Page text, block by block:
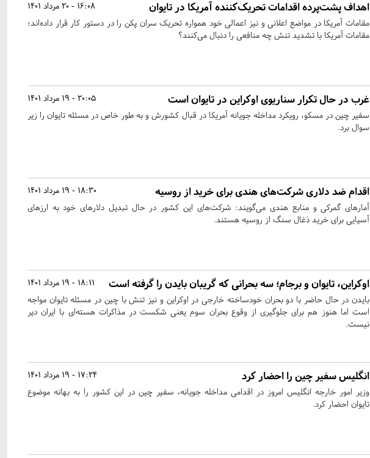
16:08 - 20 مرداد 1401 اهداف پشت‌پرده اقدامات تحریک‌کننده آمریکا در تایوان
مقامات آمریکا در مواضع اعلانی و نیز اعمالی خود همواره تحریک سران پکن را در دستور کار قرار داده‌اند؛
مقامات آمریکا با تشدید تنش چه منافعی را دنبال می‌کنند؟
20:05 - 19 مرداد 1401 غرب در حال تکرار سناریوی اوکراین در تایوان است
سفیر چین در مسکو، رویکرد مداخله جویانه آمریکا در قبال کشورش و به طور خاص در مسئله تایوان را زیر
سوال برد.
18:30 - 19 مرداد 1401 اقدام ضد دلاری شرکت‌های هندی برای خرید از روسیه
آمارهای گمرکی و منابع هندی می‌گویند: شرکت‌های این کشور در حال تبدیل دلارهای خود به ارزهای
آسیایی برای خرید ذغال سنگ از روسیه هستند.
18:11 - 19 مرداد 1401 اوکراین، تایوان و برجام؛ سه بحرانی که گریبان بایدن را گرفته‌ است
بایدن در حال حاضر با دو بحران خودساخته خارجی در اوکراین و نیز تنش با چین در مسئله تایوان مواجه
است اما هنوز هم برای جلوگیری از وقوع بحران سوم یعنی شکست در مذاکرات هسته‌ای با ایران دیر
نیست.
17:24 - 19 مرداد 1401 انگلیس سفیر چین را احضار کرد
وزیر امور خارجه انگلیس امروز در اقدامی مداخله جویانه، سفیر چین در این کشور را به بهانه موضوع
تایوان احضار کرد.